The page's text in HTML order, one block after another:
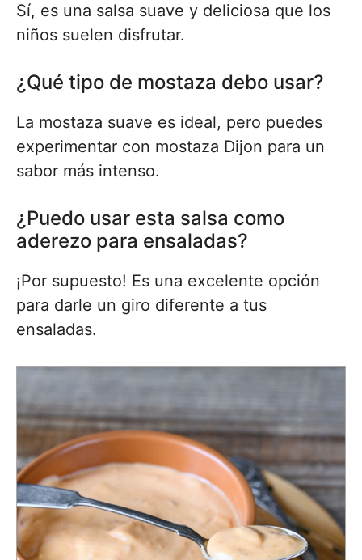
Sí, es una salsa suave y deliciosa que los
niños suelen disfrutar.
¿Qué tipo de mostaza debo usar?
La mostaza suave es ideal, pero puedes
experimentar con mostaza Dijon para un
sabor más intenso.
¿Puedo usar esta salsa como
aderezo para ensaladas?
¡Por supuesto! Es una excelente opción
para darle un giro diferente a tus
ensaladas.